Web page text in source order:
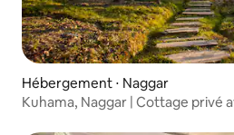
Hébergement ⋅ Naggar
Kuhama, Naggar | Cottage privé